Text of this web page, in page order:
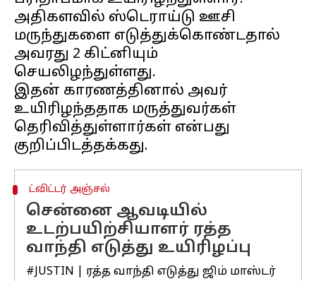
அதிகளவில் ஸ்டெராய்டு ஊசி
மருந்துகளை எடுத்துக்கொண்டதால்
அவரது 2 கிட்னியும்
செயலிழந்துள்ளது.
இதன் காரணத்தினால் அவர்
உயிரிழந்ததாக மருத்துவர்கள்
தெரிவித்துள்ளார்கள் என்பது
ட்விட்டர் அஞ்சல்
சென்னை ஆவடியில்
உடற்பயிற்சியாளர் ரத்த
வாந்தி எடுத்து உயிரிழப்பு
#JUSTIN | ரத்த வாந்தி எடுத்து ஜிம் மாஸ்டர்